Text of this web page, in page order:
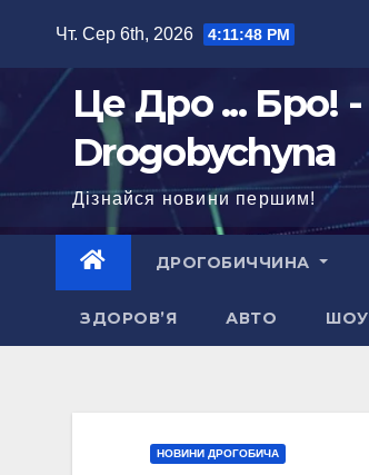
Чт. Сер 6th, 2026 4:11:50 PM
Це Дро ... Бро! -
Drogobychyna
Дізнайся новини першим!
ДРОГОБИЧЧИНА
ЗДОРОВ’Я АВТО ШОУ
НОВИНИ ДРОГОБИЧА